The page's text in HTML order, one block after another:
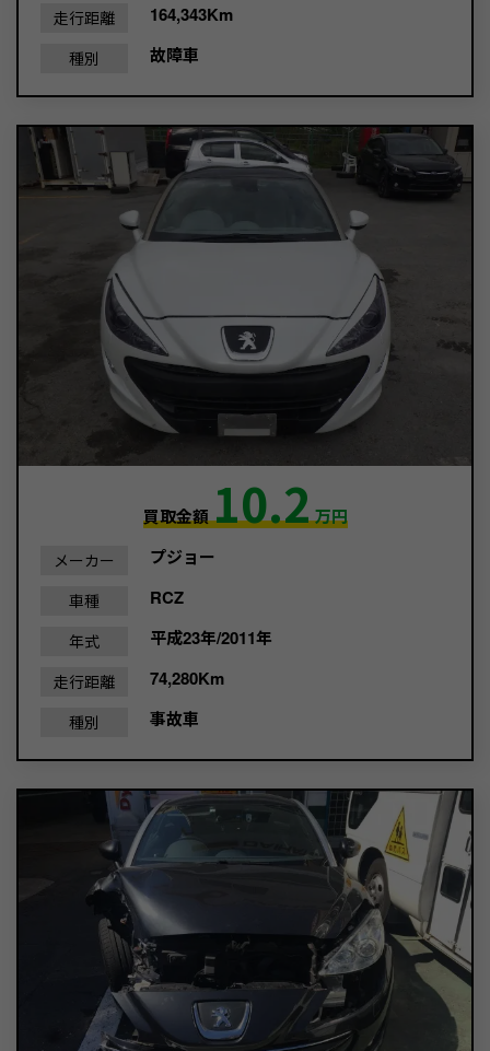
走行距離 164,343Km
種別 故障車
買取金額10.2万円
メーカー プジョー
車種 RCZ
年式 平成23年/2011年
走行距離 74,280Km
種別 事故車